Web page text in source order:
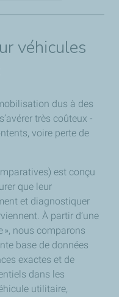
marques de
véhicules
dus à des
très coûteux -
voire perte de
est conçu
que leur
et diagnostiquer
À partir d’une
», nous comparons
base de données
exactes et de
dans les
utilitaire,